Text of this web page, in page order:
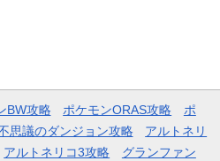
BW攻略 ポケモンORAS攻略
ポ
思議のダンジョン攻略
アルトネリ
アルトネリコ3攻略
グランファン